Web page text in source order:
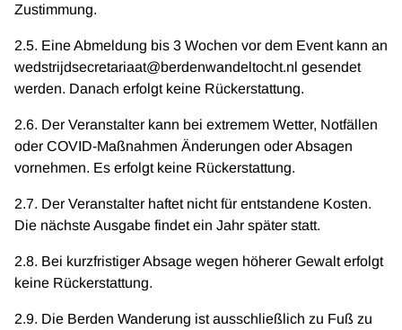
Zustimmung.
2.5. Eine Abmeldung bis 3 Wochen vor dem Event kann an
wedstrijdsecretariaat@berdenwandeltocht.nl gesendet
werden. Danach erfolgt keine Rückerstattung.
2.6. Der Veranstalter kann bei extremem Wetter, Notfällen
oder COVID-Maßnahmen Änderungen oder Absagen
vornehmen. Es erfolgt keine Rückerstattung.
2.7. Der Veranstalter haftet nicht für entstandene Kosten.
Die nächste Ausgabe findet ein Jahr später statt.
2.8. Bei kurzfristiger Absage wegen höherer Gewalt erfolgt
keine Rückerstattung.
2.9. Die Berden Wanderung ist ausschließlich zu Fuß zu